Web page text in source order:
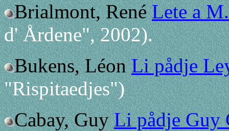
Brialmont, RenéLete a
d' Årdene", 2002).
Bukens, LéonLi pådje
"Rispitaedjes")
Cabay, GuyLi pådje Guy